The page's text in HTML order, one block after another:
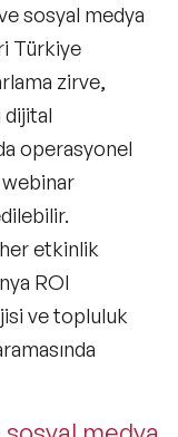
sosyal medya
Türkiye
zirve,
dijital
operasyonel
etkinlik
ROI
ve topluluk